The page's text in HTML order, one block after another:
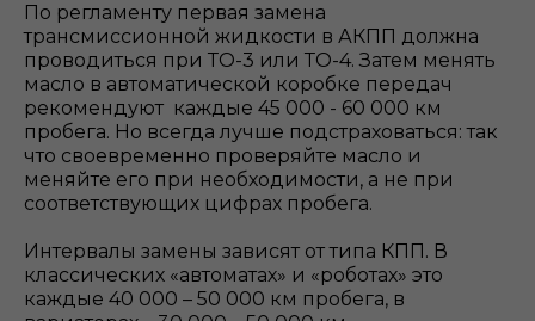
По регламенту первая замена
трансмиссионной жидкости в АКПП должна
проводиться при ТО-3 или ТО-4. Затем менять
масло в автоматической коробке передач
рекомендуют каждые 45 000 - 60 000 км
пробега. Но всегда лучше подстраховаться: так
что своевременно проверяйте масло и
меняйте его при необходимости, а не при
соответствующих цифрах пробега.
Интервалы замены зависят от типа КПП. В
классических «автоматах» и «роботах» это
каждые 40 000 – 50 000 км пробега, в